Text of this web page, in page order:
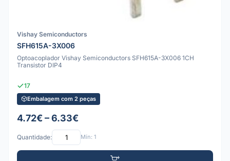
Vishay Semiconductors
SFH615A-3X006
Optoacoplador Vishay Semiconductors SFH615A-3X006 1CH
Transistor DIP4
17
Embalagem com 2 peças
4.72€ – 6.33€
Quantidade: Mín: 1